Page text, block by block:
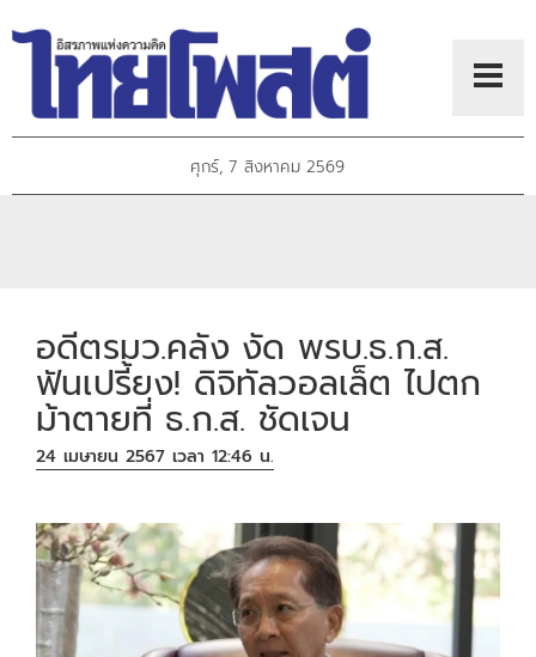
ศุกร์, 7 สิงหาคม 2569
อดีตรมว.คลัง งัด พรบ.ธ.ก.ส.
ฟันเปรี้ยง! ดิจิทัลวอลเล็ต ไปตก
ม้าตายที่ ธ.ก.ส. ชัดเจน
24 เมษายน 2567 เวลา 12:46 น.